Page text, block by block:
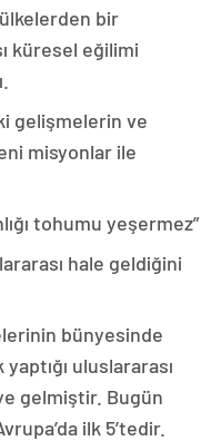
bir
küresel eğilimi
gelişmelerin ve
misyonlar ile
tohumu yeşermez”
hale geldiğini
bünyesinde
uluslararası
gelmiştir. Bugün
ilk 5’tedir.